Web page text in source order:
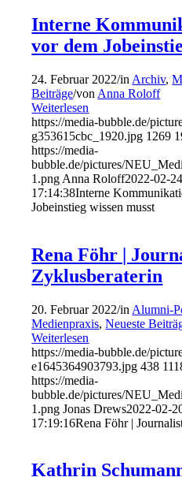
Interne
vor dem
24. Februar 2022/in Archiv,
Beiträge/von Anna Roloff
Weiterlesen
https://media-bubble.de/
g353615cbc_1920.jpg 1269
https://media-
bubble.de/pictures/
1.png Anna Roloff2022-02-
17:14:38Interne
Jobeinstieg wissen musst
Rena Föhr |
Zyklusberaterin
20. Februar 2022/in Alumni-
Medienpraxis,Neueste
Weiterlesen
https://media-bubble.de/
e1645364903793.jpg 438
https://media-
bubble.de/pictures/
1.png Jonas Drews2022-02-
17:19:16Rena Föhr |
Kathrin